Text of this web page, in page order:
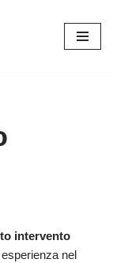
intervento
nel